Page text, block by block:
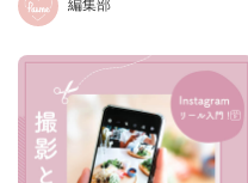
編集部